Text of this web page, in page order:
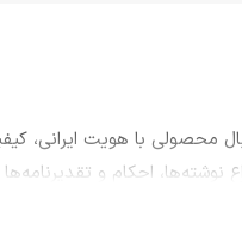
به‌دنبال محصولی با هویت ایرانی،
احکام و تقدیرنامه‌ها